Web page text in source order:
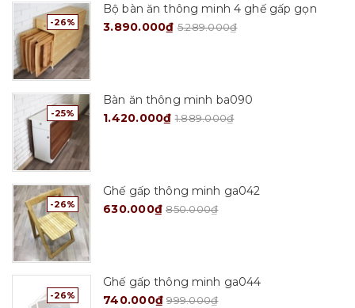
-26%
Bộ bàn ăn thông minh 4 ghế gấp gọn
3.890.000₫ 5.289.000₫
-25%
Bàn ăn thông minh ba090
1.420.000₫ 1.889.000₫
-26%
Ghế gấp thông minh ga042
630.000₫ 850.000₫
-26%
Ghế gấp thông minh ga044
740.000₫ 999.000₫